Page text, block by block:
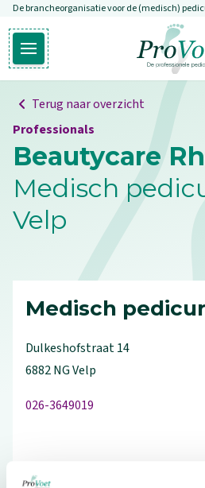
Overslaan en naar de inhoud gaan
De brancheorganisatie voor de (medisch)
Open hoofdmenu
Ga naar de
Terug naar overzicht
Professionals
Beautycare
Medisch
Velp
Medisch
Dulkeshofstraat14
6882 NGVelp
026-3649019